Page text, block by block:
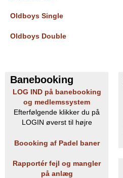
Oldboys Single
Oldboys Double
Banebooking
LOG IND på banebooking
og medlemssystem
Efterfølgende klikker du på
LOGIN øverst til højre
Boooking af Padel baner
Rapportér fejl og mangler
på anlæg